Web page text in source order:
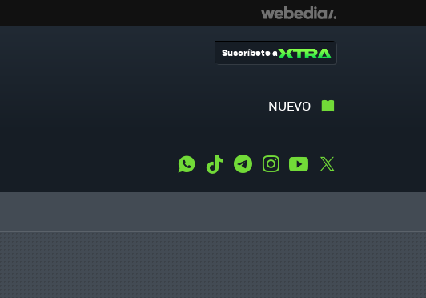
NUEVO
Suscríbete a
WhatsApp
Tiktok TelegramInstagramYoutube